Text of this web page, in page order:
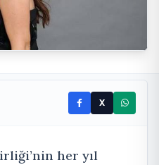
X
her yıl